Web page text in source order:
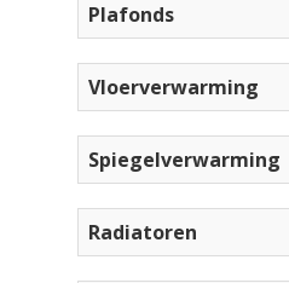
Plafonds
Vloerverwarming
Spiegelverwarming
Radiatoren